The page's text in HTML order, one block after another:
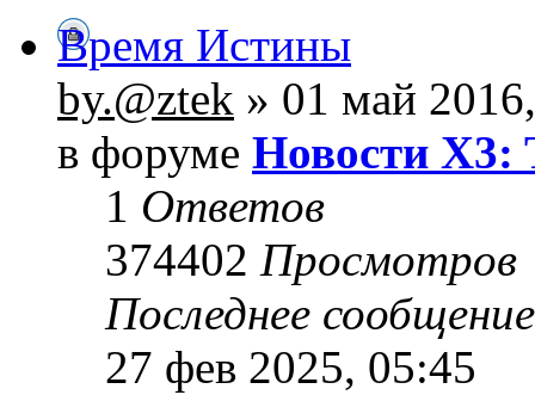
Время Истины
by.@ztek » 01 май
в форуме Новости X3:
1 Ответов
374402 Просмотров
Последнее
27 фев 2025, 05:45